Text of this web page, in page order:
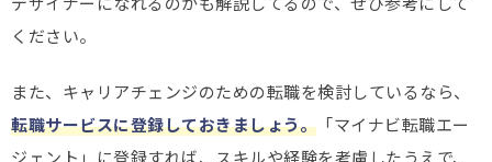
ください。
また、キャリアチェンジのための転職を検討しているなら、
転職サービスに登録しておきましょう。 「マイナビ転職エー
ジェント」に登録すれば、スキルや経験を考慮したうえで、